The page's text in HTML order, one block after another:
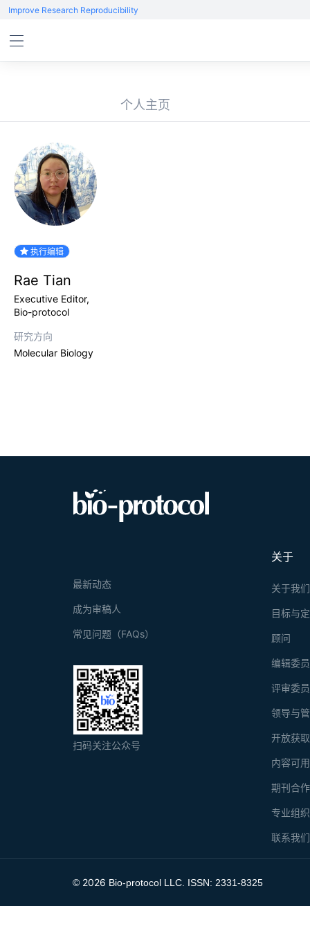
Improve Research Reproducibility
个人主页
执行编辑
Rae Tian
Executive Editor,
Bio-protocol
研究方向
Molecular Biology
关于
关于我们
目标与
顾问
编辑委
评审委
领导与
开放获
内容可
期刊合
专业组
联系我们
最新动态
成为审稿人
常见问题（FAQs）
扫码关注公众号
© 2026 Bio-protocol LLC. ISSN: 2331-8325